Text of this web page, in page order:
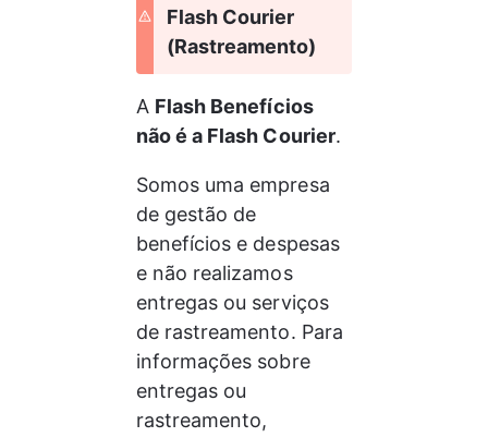
Flash Courier
(Rastreamento)
A Flash Benefícios
não é a Flash Courier.
Somos uma empresa
de gestão de
benefícios e despesas
e não realizamos
entregas ou serviços
de rastreamento. Para
informações sobre
entregas ou
rastreamento,